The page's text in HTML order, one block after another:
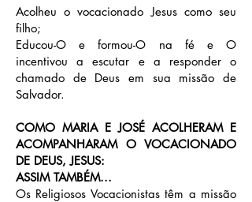
Acolheu o vocacionado Jesus como seu
filho;
Educou-O e formou-O na fé e O
incentivou a escutar e a responder o
chamado de Deus em sua missão de
Salvador.
COMO MARIA E JOSÉ ACOLHERAM E
ACOMPANHARAM O VOCACIONADO
DE DEUS, JESUS:
ASSIM TAMBÉM...
Os Religiosos Vocacionistas têm a missão